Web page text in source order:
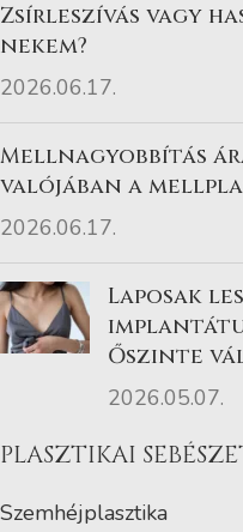
Zsírleszívás vagy
nekem?
2026.06.17.
Mellnagyobbítás
valójában a
2026.06.17.
Laposak
Őszinte
2026.05.07.
PLASZTIKAI
Szemhéjplasztika